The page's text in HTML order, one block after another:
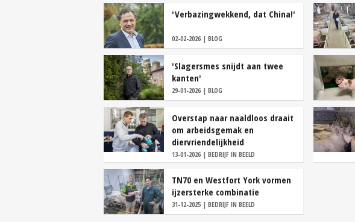
'Verbazingwekkend, dat China!'
02-02-2026 | BLOG
'Slagersmes snijdt aan twee
kanten'
29-01-2026 | BLOG
Overstap naar naaldloos draait
om arbeidsgemak en
diervriendelijkheid
13-01-2026 | BEDRIJF IN BEELD
TN70 en Westfort York vormen
ijzersterke combinatie
31-12-2025 | BEDRIJF IN BEELD